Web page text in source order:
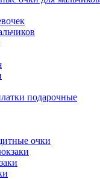
подарочные
очки